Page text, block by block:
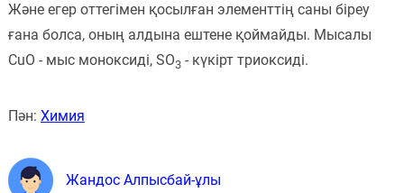
Және егер оттегімен қосылған элементтің саны біреу
ғана болса, оның алдына ештене қоймайды. Мысалы
CuO - мыс моноксиді, SO3- күкірт триоксиді.
Пән: Химия
Жандос Алпысбай-ұлы